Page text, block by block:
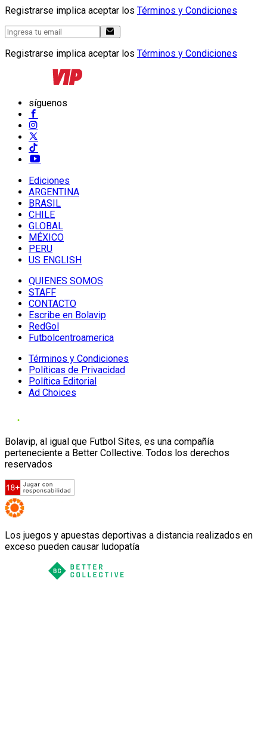
Registrarse implica aceptar los Términos y Condiciones
Registrarse implica aceptar los Términos y Condiciones
síguenos
Ediciones
ARGENTINA
BRASIL
CHILE
GLOBAL
MÉXICO
PERU
US ENGLISH
QUIENES SOMOS
STAFF
CONTACTO
Escribe en Bolavip
RedGol
Futbolcentroamerica
Términos y Condiciones
Políticas de Privacidad
Política Editorial
Ad Choices
Bolavip, al igual que Futbol Sites, es una compañía
perteneciente a Better Collective. Todos los derechos
reservados
Los juegos y apuestas deportivas a distancia realizados en
exceso pueden causar ludopatía